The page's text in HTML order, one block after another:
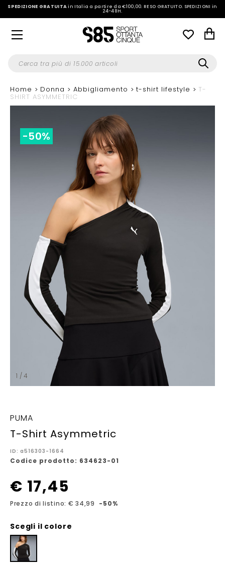
SPEDIZIONE GRATUITAin Italia a partire da €100,00.RESO GRATUITO. SPEDIZIONI in
24-48H.
Home Donna Abbigliamento t-shirt lifestyle T-
SHIRT ASYMMETRIC
1 / 4
-50%
PUMA
T-Shirt Asymmetric
ID: a516303-1664
Codice prodotto: 634623-01
€ 17,45
Prezzo di listino: € 34,99 -50%
Scegli il colore